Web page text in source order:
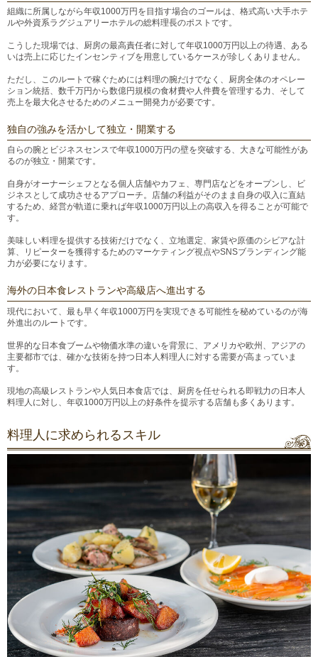
組織に所属しながら年収1000万円を目指す場合のゴールは、格式高い大手ホテ
ルや外資系ラグジュアリーホテルの総料理長のポストです。
こうした現場では、厨房の最高責任者に対して年収1000万円以上の待遇、ある
いは売上に応じたインセンティブを用意しているケースが珍しくありません。
ただし、このルートで稼ぐためには料理の腕だけでなく、厨房全体のオペレー
ション統括、数千万円から数億円規模の食材費や人件費を管理する力、そして
売上を最大化させるためのメニュー開発力が必要です。
独自の強みを活かして独立・開業する
自らの腕とビジネスセンスで年収1000万円の壁を突破する、大きな可能性があ
るのが独立・開業です。
自身がオーナーシェフとなる個人店舗やカフェ、専門店などをオープンし、ビ
ジネスとして成功させるアプローチ。店舗の利益がそのまま自身の収入に直結
するため、経営が軌道に乗れば年収1000万円以上の高収入を得ることが可能で
す。
美味しい料理を提供する技術だけでなく、立地選定、家賃や原価のシビアな計
算、リピーターを獲得するためのマーケティング視点やSNSブランディング能
力が必要になります。
海外の日本食レストランや高級店へ進出する
現代において、最も早く年収1000万円を実現できる可能性を秘めているのが海
外進出のルートです。
世界的な日本食ブームや物価水準の違いを背景に、アメリカや欧州、アジアの
主要都市では、確かな技術を持つ日本人料理人に対する需要が高まっていま
す。
現地の高級レストランや人気日本食店では、厨房を任せられる即戦力の日本人
料理人に対し、年収1000万円以上の好条件を提示する店舗も多くあります。
料理人に求められるスキル